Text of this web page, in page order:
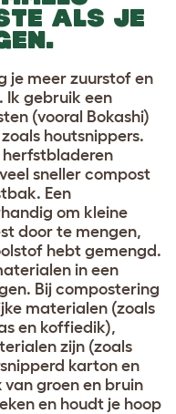
ALS JE
je meer zuurstof en
Ik gebruik een
(vooral Bokashi)
houtsnippers.
sneller compost
Een
om kleine
door te mengen,
hebt gemengd.
in een
Bij compostering
materialen (zoals
en koffiedik),
zijn (zoals
karton en
groen en bruin
en houdt je hoop